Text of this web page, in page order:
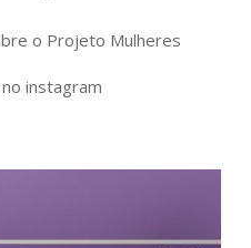
o Projeto Mulheres
instagram